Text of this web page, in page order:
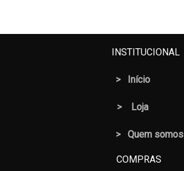
INSTITUCIONAL
> Início
> Loja
> Quem somos
COMPRAS